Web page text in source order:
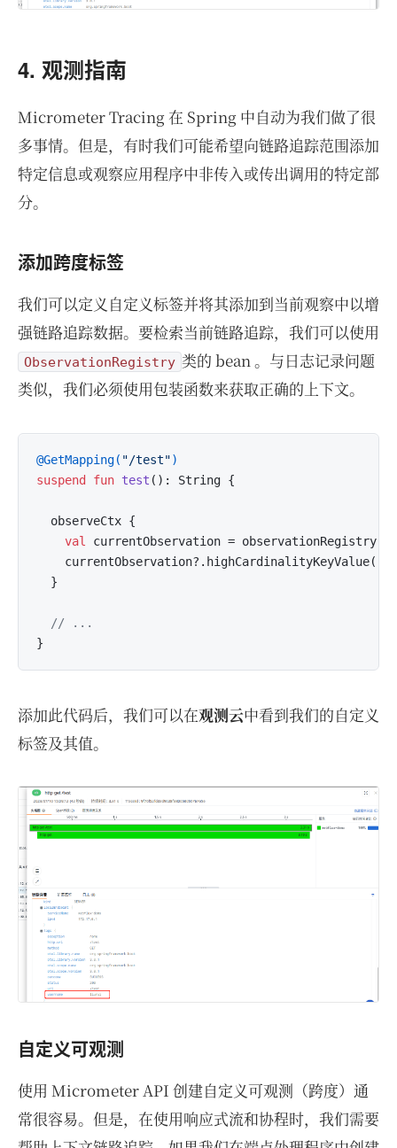
4. 观测指南
Micrometer Tracing 在 Spring 中自动为我们做了很
多事情。但是，有时我们可能希望向链路追踪范围添加
特定信息或观察应用程序中非传入或传出调用的特定部
分。
添加跨度标签
我们可以定义自定义标签并将其添加到当前观察中以增
强链路追踪数据。要检索当前链路追踪，我们可以使用
ObservationRegistry 类的 bean 。与日志记录问题
类似，我们必须使用包装函数来获取正确的上下文。
@GetMapping( "/test")
suspend
fun test () : String {
  observeCtx {
val currentObservation =
    currentObservation?.highCardinalityKeyValue(
  }
// ...
添加此代码后，我们可以在观测云中看到我们的自定义
标签及其值。
自定义可观测
使用 Micrometer API 创建自定义可观测（跨度）通
常很容易。但是，在使用响应式流和协程时，我们需要